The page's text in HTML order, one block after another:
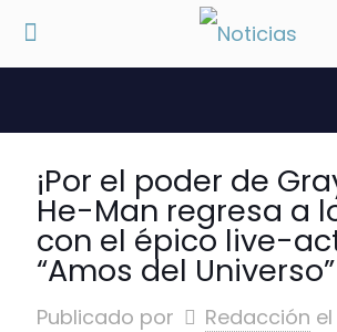
¡Por el poder de
He-Man regresa a
con el épico live-
“Amos del Universo”
Publicado por Redacción el